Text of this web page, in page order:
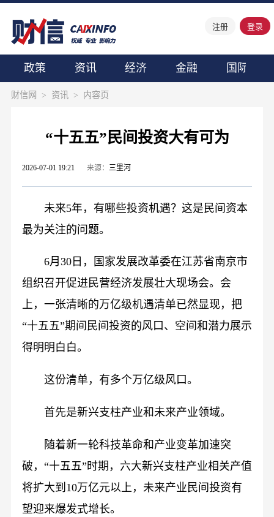
注册 登录
政策 资讯 经济 金融 国际
财信网 > 资讯 > 内容页
“十五五”民间投资大有可为
2026-07-01 19:21 来源： 三里河
未来5年，有哪些投资机遇？这是民间资本
最为关注的问题。
6月30日，国家发展改革委在江苏省南京市
组织召开促进民营经济发展壮大现场会。会
上，一张清晰的万亿级机遇清单已然显现，把
“十五五”期间民间投资的风口、空间和潜力展示
得明明白白。
这份清单，有多个万亿级风口。
首先是新兴支柱产业和未来产业领域。
随着新一轮科技革命和产业变革加速突
破，“十五五”时期，六大新兴支柱产业相关产值
将扩大到10万亿元以上，未来产业民间投资有
望迎来爆发式增长。